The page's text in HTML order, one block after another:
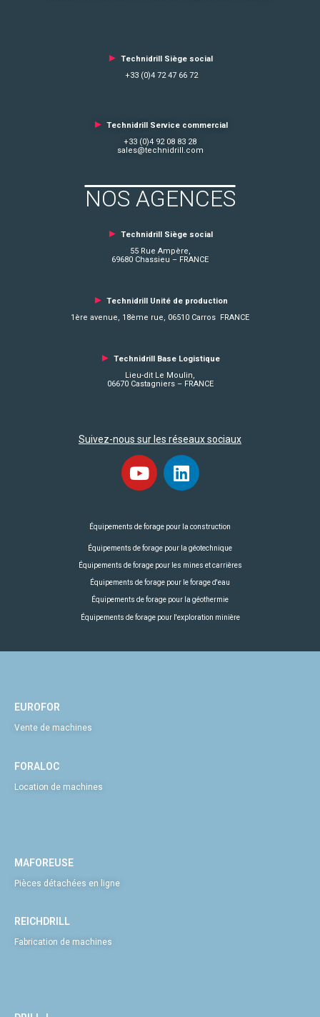
► Technidrill Siège social
+33 (0)4 72 47 66 72
► Technidrill Service commercial
+33 (0)4 92 08 83 28
sales@technidrill.com
NOS AGENCES
► Technidrill Siège social
55 Rue Ampère,
69680 Chassieu – FRANCE
► Technidrill Unité de production
1ère avenue, 18ème rue, 06510 Carros FRANCE
► Technidrill Base Logistique
Lieu-dit Le Moulin,
06670 Castagniers – FRANCE
Suivez-nous sur les réseaux sociaux
Équipements de forage pour la construction
Équipements de forage pour la géotechnique
Équipements de forage pour les mines et carrières
Équipements de forage pour le forage d'eau
Équipements de forage pour la géothermie
Équipements de forage pour l'exploration minière
EUROFOR
Vente de machines
FORALOC
Location de machines
MAFOREUSE
Pièces détachées en ligne
REICHDRILL
Fabrication de machines